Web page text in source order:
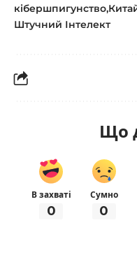
кібершпигунство
Штучний Інтелект
Що
В захваті
0
Сумно
0